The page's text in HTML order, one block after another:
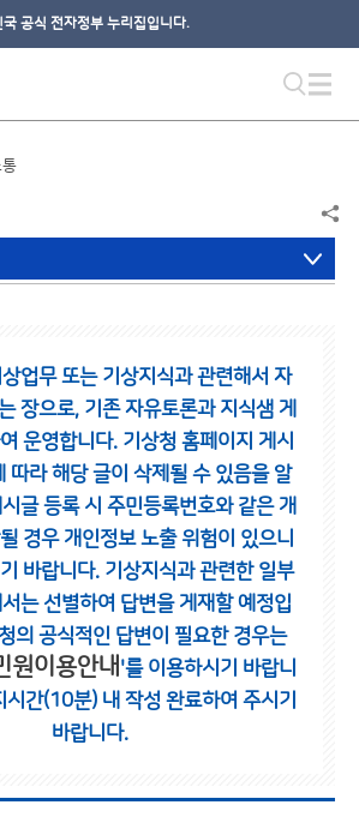
공식 전자정부 누리집입니다.
업무 또는 기상지식과 관련해서 자
장으로, 기존 자유토론과 지식샘 게
운영합니다. 기상청 홈페이지 게시
따라 해당 글이 삭제될 수 있음을 알
글 등록 시 주민등록번호와 같은 개
경우 개인정보 노출 위험이 있으니
바랍니다. 기상지식과 관련한 일부
는 선별하여 답변을 게재할 예정입
의 공식적인 답변이 필요한 경우는
원이용안내 '를 이용하시기 바랍니
시간(10분) 내 작성 완료하여 주시기
바랍니다.